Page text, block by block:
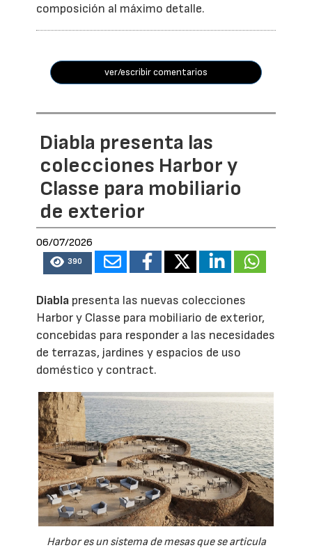
composición al máximo detalle.
ver/escribir comentarios
Diabla presenta las
colecciones Harbor y
Classe para mobiliario
de exterior
06/07/2026
390
Diabla presenta las nuevas colecciones
Harbor y Classe para mobiliario de exterior,
concebidas para responder a las necesidades
de terrazas, jardines y espacios de uso
doméstico y contract.
Harbor es un sistema de mesas que se articula